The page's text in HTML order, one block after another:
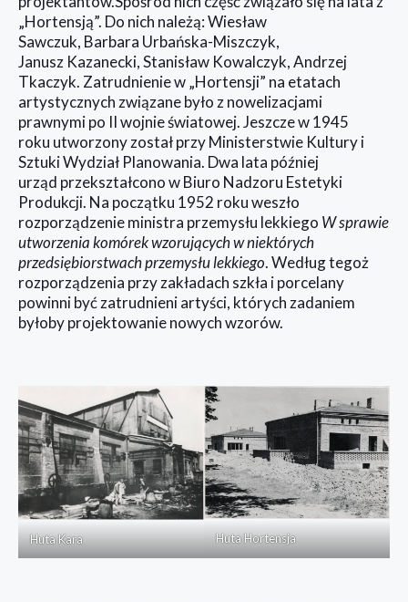
„Hortensją”. Do nich należą: Wiesław
Sawczuk, Barbara Urbańska-Miszczyk,
Janusz Kazanecki, Stanisław Kowalczyk, Andrzej
Tkaczyk. Zatrudnienie w „Hortensji” na etatach
artystycznych związane było z nowelizacjami
prawnymi po II wojnie światowej. Jeszcze w 1945
roku utworzony został przy Ministerstwie Kultury i
Sztuki Wydział Planowania. Dwa lata później
urząd przekształcono w Biuro Nadzoru Estetyki
Produkcji. Na początku 1952 roku weszło
rozporządzenie ministra przemysłu lekkiego W sprawie
utworzenia komórek wzorujących w niektórych
przedsiębiorstwach przemysłu lekkiego. Według tegoż
rozporządzenia przy zakładach szkła i porcelany
powinni być zatrudnieni artyści, których zadaniem
byłoby projektowanie nowych wzorów.
Huta Kara Huta Hortensja